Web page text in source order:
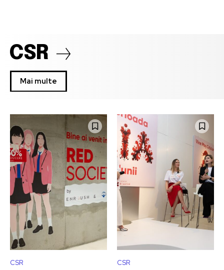
CSR
Mai multe
CSR CSR